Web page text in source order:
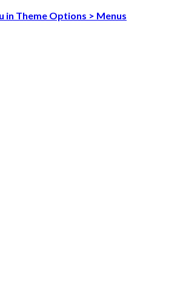
in Theme Options > Menus